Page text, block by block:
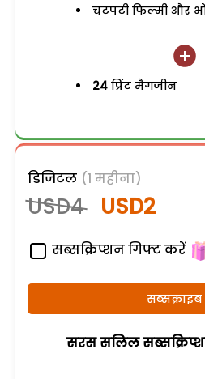
चटपटी फिल्मी और
24 प्रिंट मैगजीन
डिजिटल (1 महीना)
USD4 USD2
सब्सक्रिप्शन गिफ्ट करें
सरस सलिल